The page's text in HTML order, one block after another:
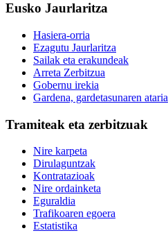
Eusko Jaurlaritza
Hasiera-orria
Ezagutu Jaurlaritza
Sailak eta erakundeak
Arreta Zerbitzua
Gobernu irekia
Gardena, gardetasunaren ataria
Tramiteak eta zerbitzuak
Nire karpeta
Dirulaguntzak
Kontratazioak
Nire ordainketa
Eguraldia
Trafikoaren egoera
Estatistika